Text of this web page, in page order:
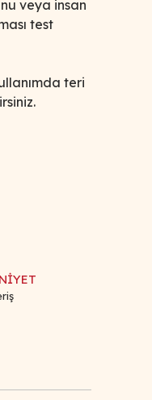
veya insan
test
teri